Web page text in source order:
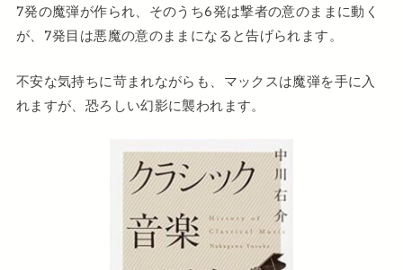
7発の魔弾が作られ、そのうち6発は撃者の意のままに動く
が、7発目は悪魔の意のままになると告げられます。
不安な気持ちに苛まれながらも、マックスは魔弾を手に入
れますが、恐ろしい幻影に襲われます。